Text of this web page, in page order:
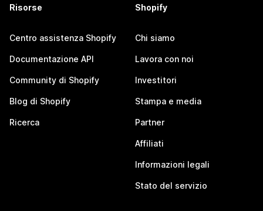
Risorse
Centro assistenza Shopify
Documentazione API
Community di Shopify
Blog di Shopify
Ricerca
Shopify
Chi siamo
Lavora con noi
Investitori
Stampa e media
Partner
Affiliati
Informazioni legali
Stato del servizio